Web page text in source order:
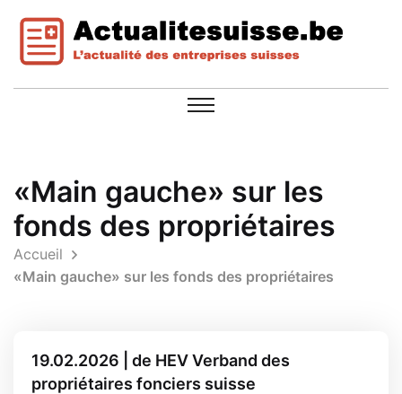
«Main gauche» sur les
fonds des propriétaires
Accueil
«Main gauche» sur les fonds des propriétaires
19.02.2026 | de HEV Verband des
propriétaires fonciers suisse